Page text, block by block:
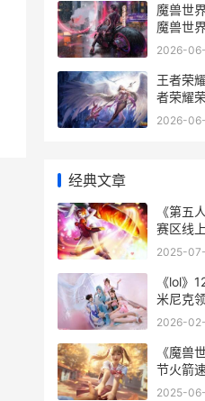
魔兽世
魔兽世
务
2026-
王者荣
者荣耀
个好
2026-
经典文章
《第五
赛区线
格》官方
2025-
《lol》
米尼克
括 10月
2026-
《魔兽
节火箭
世界
2025-